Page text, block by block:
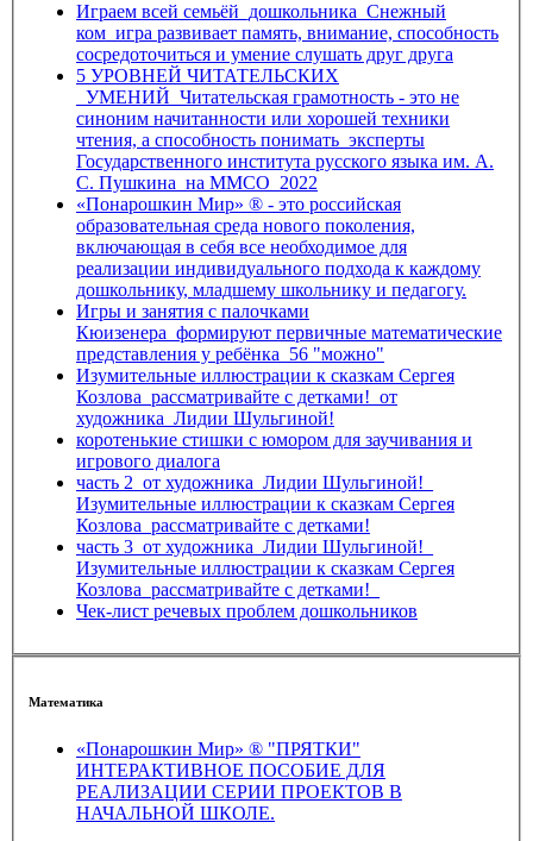
Играем всей семьёй_дошкольника_Снежный
ком_игра развивает память, внимание, способность
сосредоточиться и умение слушать друг друга
5 УРОВНЕЙ ЧИТАТЕЛЬСКИХ
_УМЕНИЙ_Читательская грамотность - это не
синоним начитанности или хорошей техники
чтения, а способность понимать_эксперты
Государственного института русского языка им. А.
С. Пушкина_на ММСО_2022
«Понарошкин Мир» ® - это российская
образовательная среда нового поколения,
включающая в себя все необходимое для
реализации индивидуального подхода к каждому
дошкольнику, младшему школьнику и педагогу.
Игры и занятия с палочками
Кюизенера_формируют первичные математические
представления у ребёнка_56 "можно"
Изумительные иллюстрации к сказкам Сергея
Козлова_рассматривайте с детками!_от
художника_Лидии Шульгиной!
коротенькие стишки с юмором для заучивания и
игрового диалога
часть 2_от художника_Лидии Шульгиной!_
Изумительные иллюстрации к сказкам Сергея
Козлова_рассматривайте с детками!
часть 3_от художника_Лидии Шульгиной!_
Изумительные иллюстрации к сказкам Сергея
Козлова_рассматривайте с детками!_
Чек-лист речевых проблем дошкольников
Математика
«Понарошкин Мир» ® "ПРЯТКИ"
ИНТЕРАКТИВНОЕ ПОСОБИЕ ДЛЯ
РЕАЛИЗАЦИИ СЕРИИ ПРОЕКТОВ В
НАЧАЛЬНОЙ ШКОЛЕ.